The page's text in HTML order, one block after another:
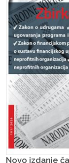
Novo izdanje